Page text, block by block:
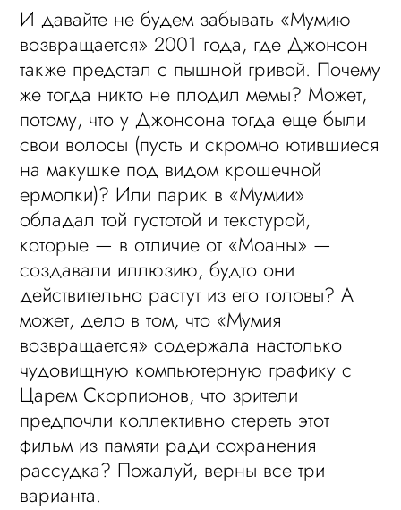
И давайте не будем забывать «Мумию
возвращается» 2001 года, где Джонсон
также предстал с пышной гривой. Почему
же тогда никто не плодил мемы? Может,
потому, что у Джонсона тогда еще были
свои волосы (пусть и скромно ютившиеся
на макушке под видом крошечной
ермолки)? Или парик в «Мумии»
обладал той густотой и текстурой,
которые — в отличие от «Моаны» —
создавали иллюзию, будто они
действительно растут из его головы? А
может, дело в том, что «Мумия
возвращается» содержала настолько
чудовищную компьютерную графику с
Царем Скорпионов, что зрители
предпочли коллективно стереть этот
фильм из памяти ради сохранения
рассудка? Пожалуй, верны все три
варианта.